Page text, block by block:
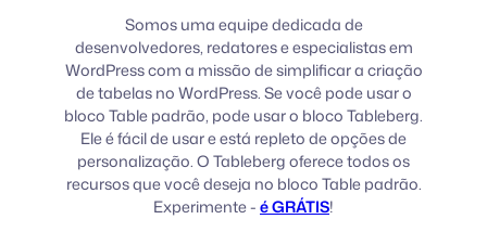
Somos uma equipe dedicada de
desenvolvedores, redatores e especialistas em
WordPress com a missão de simplificar a criação
de tabelas no WordPress. Se você pode usar o
bloco Table padrão, pode usar o bloco Tableberg.
Ele é fácil de usar e está repleto de opções de
personalização. O Tableberg oferece todos os
recursos que você deseja no bloco Table padrão.
Experimente -é GRÁTIS!